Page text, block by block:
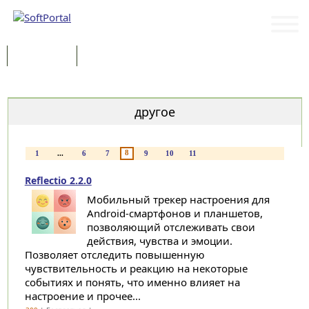
другое
1 ... 6 7 8 9 10 11
Reflectio 2.2.0
Мобильный трекер настроения для
Android-смартфонов и планшетов,
позволяющий отслеживать свои
действия, чувства и эмоции.
Позволяет отследить повышенную
чувствительность и реакцию на некоторые
событиях и понять, что именно влияет на
настроение и прочее...